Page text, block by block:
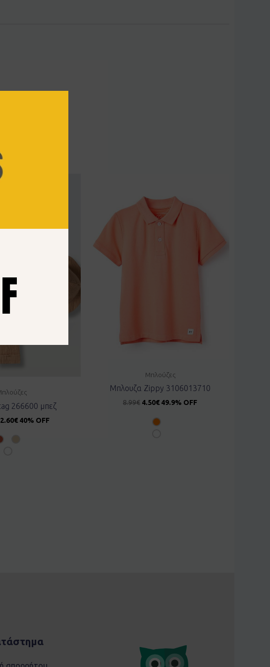
266600 μπεζ
€ 40% OFF
Μπλούζες
Μπλουζα Zippy 3106013710
8.99€ 4.50€ 49.9% OFF